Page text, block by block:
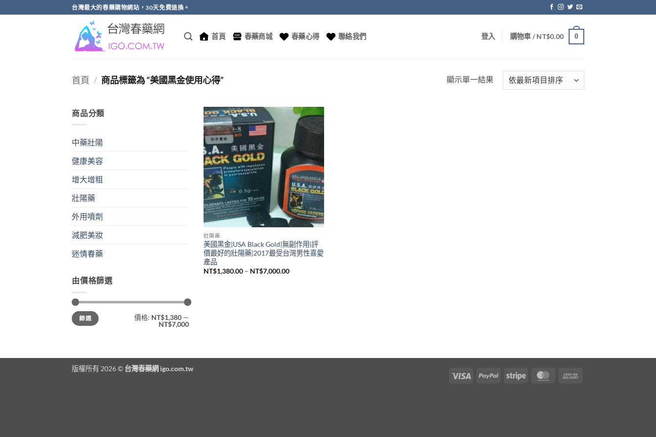
轉
台灣最大的春藥購物網站，30天免費退換。
首頁 春藥商城 春藥心得 聯絡我們 登入 購物車 /NT$0.00 0
首頁 / 商品標籤為 “美國黑金使用心得” 顯示單一結果
商品分類
中藥壯陽
健康美容
增大增粗
壯陽藥
外用噴劑
減肥美妝
迷情春藥
由價格篩選
最
低
價
最
高
價
篩選 價格: NT$1,380 —
NT$7,000
壯陽藥
美國黑金|USA Black Gold|無副作用|評
價最好的壯陽藥|2017最受台灣男性喜愛
產品
NT$1,380.00 – NT$7,000.00價
Visa PayPal Stripe MasterCard
版權所有 2026 © 台灣春藥網 igo.com.tw